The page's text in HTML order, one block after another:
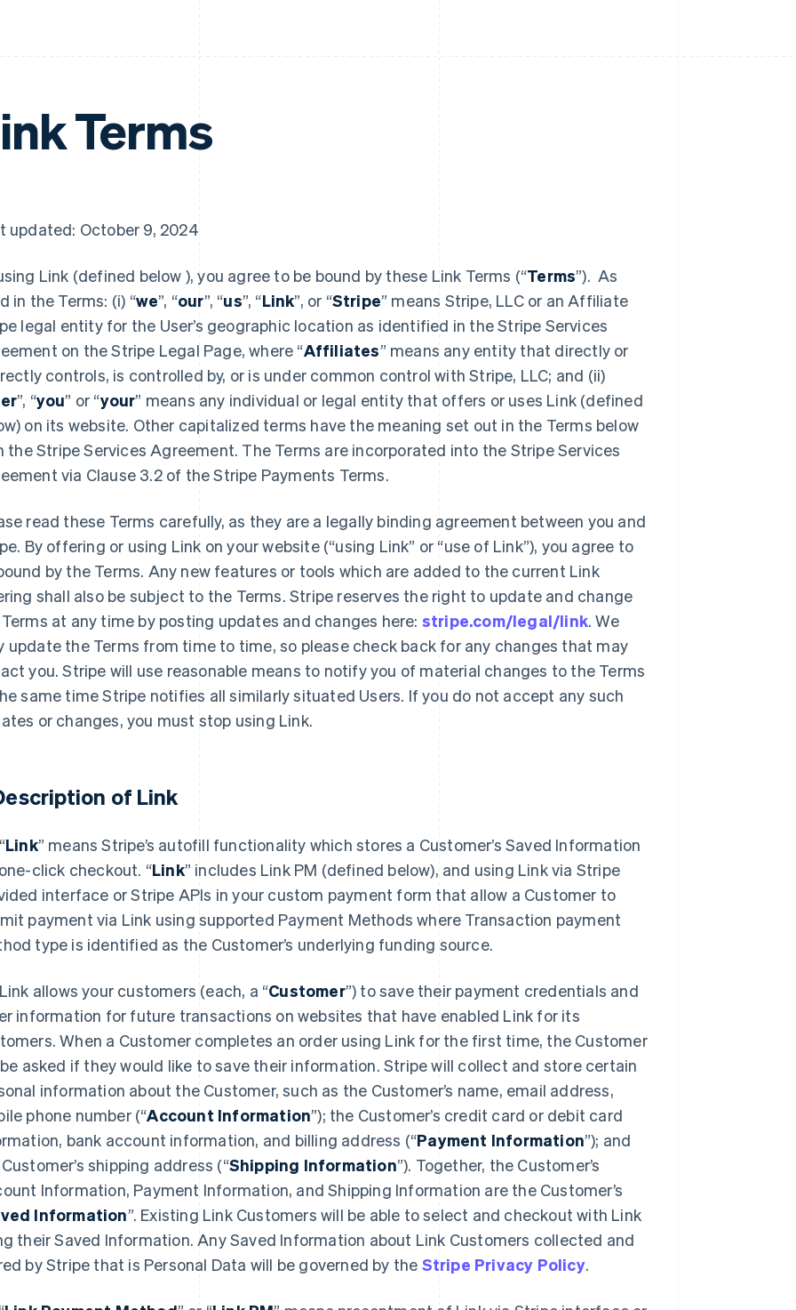
Terms
updated: October 9, 2024
Link (defined below ), you agree to be bound by these Link Terms (“Terms”). As
in the Terms: (i) “we”, “our”, “us”, “Link”, or “Stripe” means Stripe, LLC or an Affiliate
legal entity for the User’s geographic location as identified in the Stripe Services
on the Stripe Legal Page, where “Affiliates” means any entity that directly or
controls, is controlled by, or is under common control with Stripe, LLC; and (ii)
”, “you” or “your” means any individual or legal entity that offers or uses Link (defined
on its website. Other capitalized terms have the meaning set out in the Terms below
the Stripe Services Agreement. The Terms are incorporated into the Stripe Services
via Clause 3.2 of the Stripe Payments Terms.
read these Terms carefully, as they are a legally binding agreement between you and
By offering or using Link on your website (“using Link” or “use of Link”), you agree to
by the Terms. Any new features or tools which are added to the current Link
shall also be subject to the Terms. Stripe reserves the right to update and change
at any time by posting updates and changes here: stripe.com/legal/link. We
update the Terms from time to time, so please check back for any changes that may
you. Stripe will use reasonable means to notify you of material changes to the Terms
same time Stripe notifies all similarly situated Users. If you do not accept any such
or changes, you must stop using Link.
of Link
Link” means Stripe’s autofill functionality which stores a Customer’s Saved Information
click checkout. “Link” includes Link PM (defined below), and using Link via Stripe
interface or Stripe APIs in your custom payment form that allow a Customer to
payment via Link using supported Payment Methods where Transaction payment
type is identified as the Customer’s underlying funding source.
allows your customers (each, a “Customer”) to save their payment credentials and
information for future transactions on websites that have enabled Link for its
When a Customer completes an order using Link for the first time, the Customer
asked if they would like to save their information. Stripe will collect and store certain
information about the Customer, such as the Customer’s name, email address,
phone number (“Account Information”); the Customer’s credit card or debit card
bank account information, and billing address (“Payment Information”); and
shipping address (“Shipping Information”). Together, the Customer’s
Information, Payment Information, and Shipping Information are the Customer’s
Information”. Existing Link Customers will be able to select and checkout with Link
their Saved Information. Any Saved Information about Link Customers collected and
by Stripe that is Personal Data will be governed by the Stripe Privacy Policy.